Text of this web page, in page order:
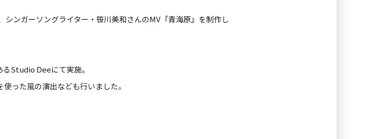
ンガーソングライター・笹川美和さんのMV『青海原』を制作し
Studio Deeにて実施。
った風の演出なども行いました。